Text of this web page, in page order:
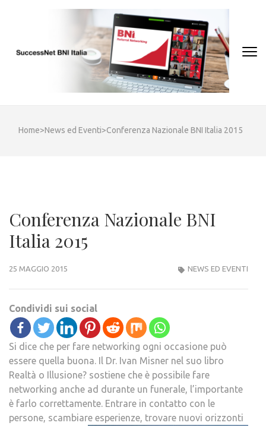
(Press
Home>News ed Eventi>Conferenza Nazionale BNI Italia 2015
Conferenza Nazionale BNI
Italia 2015
25 MAGGIO 2015 NEWS ED EVENTI
Condividi sui social
Si dice che per fare networking ogni occasione può
essere quella buona. Il Dr. Ivan Misner nel suo libro
Realtà o Illusione? sostiene che è possibile fare
networking anche ad durante un funerale, l’importante
è farlo correttamente. Entrare in contatto con le
persone, scambiare esperienze, trovare nuovi orizzonti